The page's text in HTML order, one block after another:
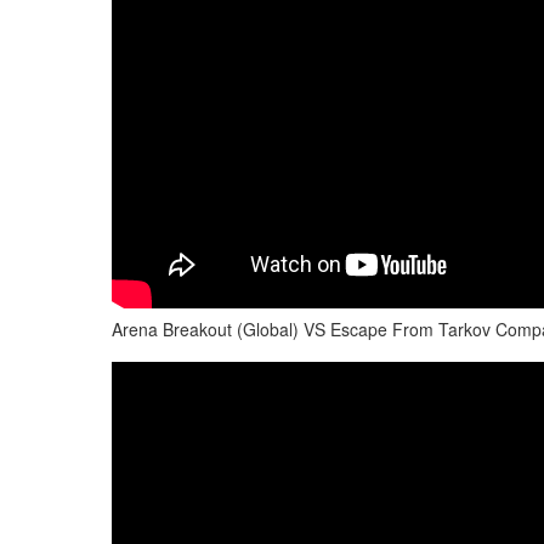
Arena Breakout (Global) VS Escape From Tarkov